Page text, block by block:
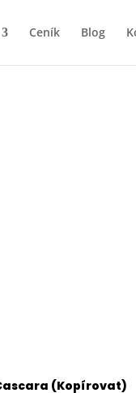
Ceník Blog
(Kopírovat)